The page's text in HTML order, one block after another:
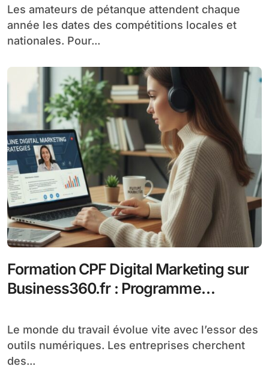
Les amateurs de pétanque attendent chaque
année les dates des compétitions locales et
nationales. Pour...
Formation CPF Digital Marketing sur
Business360.fr : Programme
Le monde du travail évolue vite avec l’essor des
outils numériques. Les entreprises cherchent
des...